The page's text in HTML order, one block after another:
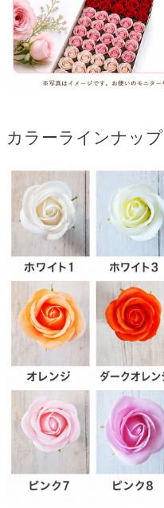
カラーラインナップ